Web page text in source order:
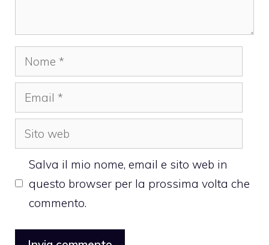
Nome
Email
Sito
web
Salva il mio nome, email e sito web in
questo browser per la prossima volta che
commento.